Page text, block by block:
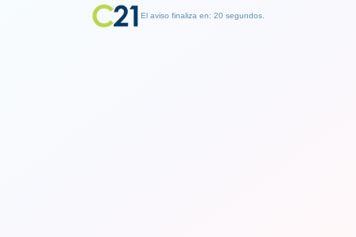
El aviso finaliza en: 19 segundos.